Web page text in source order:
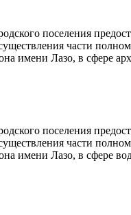
поселения
части
имени Лазо, в сфере
поселения
части
имени Лазо, в сфере